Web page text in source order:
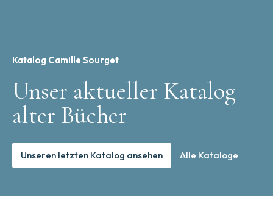
Katalog Camille Sourget
Unser aktueller Katalog
alter Bücher
Unseren letzten Katalog ansehen Alle Kataloge